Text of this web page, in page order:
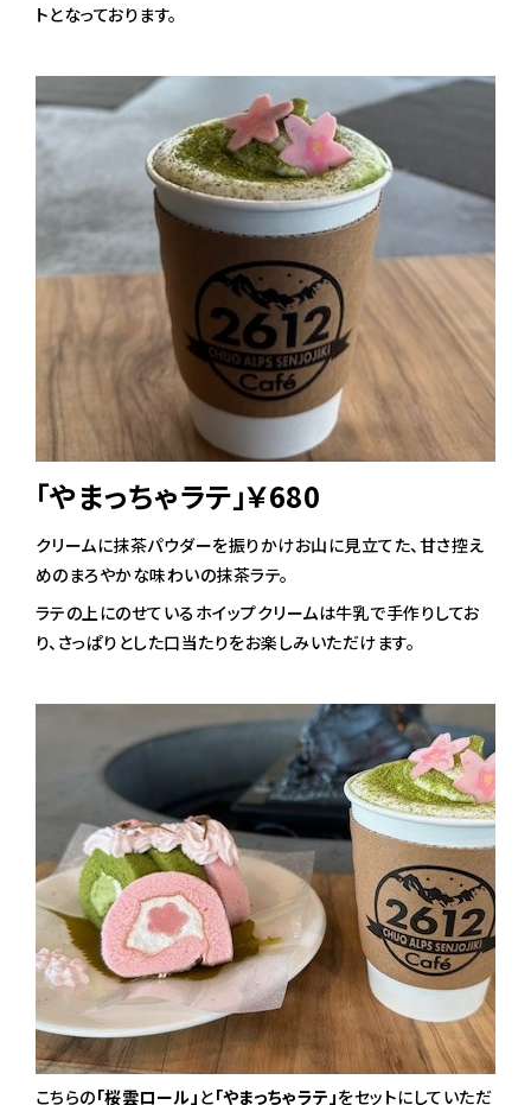
トとなっております。
「やまっちゃラテ」￥680
クリームに抹茶パウダーを振りかけお山に見立てた、甘さ控え
めのまろやかな味わいの抹茶ラテ。
ラテの上にのせているホイップクリームは牛乳で手作りしてお
り、さっぱりとした口当たりをお楽しみいただけます。
こちらの「桜雲ロール」 と「やまっちゃラテ」をセットにしていただ